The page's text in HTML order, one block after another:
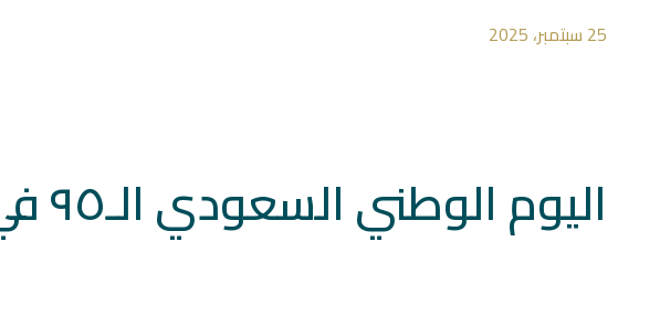
25 سبتمبر، 2025
اليوم الوطني السعودي الـ٩٥ في مدارس المملكة